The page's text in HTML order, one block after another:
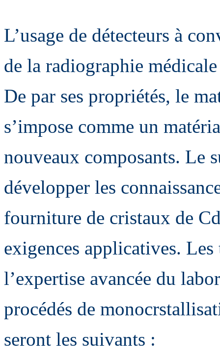
L’usage de détecteurs à
de la radiographie
De par ses propriétés, le
s’impose comme un
nouveaux composants. Le
développer les
fourniture de cristaux de
exigences applicatives.
l’expertise avancée du
procédés de
seront les suivants :